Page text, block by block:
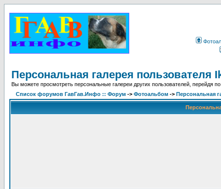
Персональная галерея пользователя
Вы можете просмотреть персональные галереи других пользователей, перейдя
Список форумов ГавГав.Инфо :: Форум -> Фотоальбом -> Персональная